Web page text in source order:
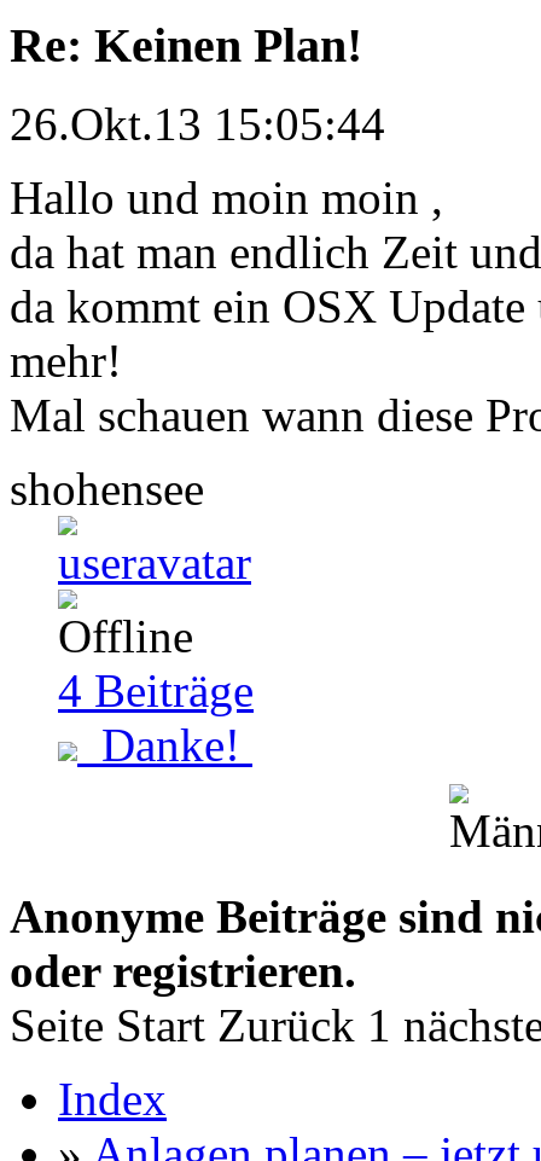
Re: Keinen Plan!
26.Okt.13 15:05:44
Hallo und moin moin ,
da hat man endlich Zeit
da kommt ein OSX
mehr!
Mal schauen wann diese
shohensee
4 Beiträge
Danke!
Anonyme Beiträge sind
oder registrieren.
Seite Start Zurück 1
Index